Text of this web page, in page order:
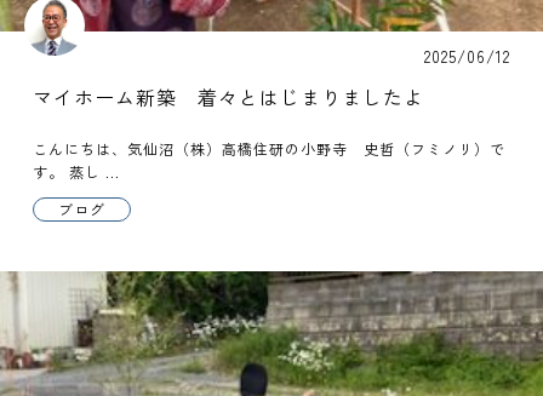
2025/06/12
マイホーム新築 着々とはじまりましたよ
こんにちは、気仙沼（株）高橋住研の小野寺 史哲（フミノリ）で
す。 蒸し ...
ブログ